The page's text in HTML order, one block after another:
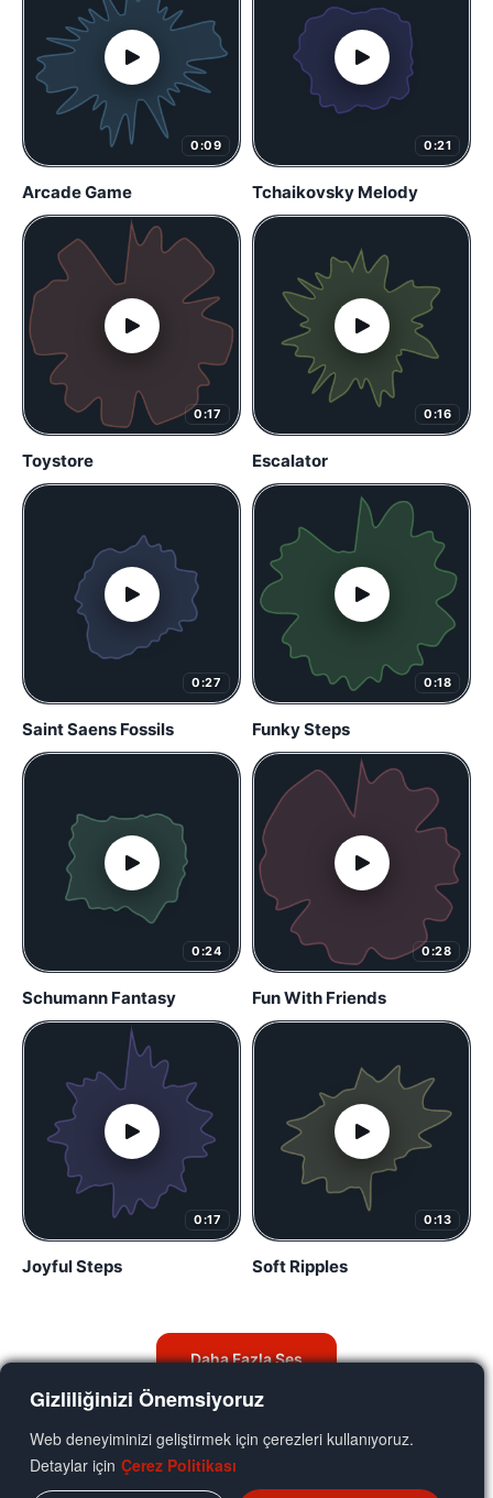
Gizliliğinizi Önemsiyoruz
Web deneyiminizi geliştirmek için çerezleri kullanıyoruz.
Detaylar için Çerez Politikası
0:09
Arcade Game
0:21
Tchaikovsky Melody
0:17
Toystore
0:16
Escalator
0:27
Saint Saens Fossils
0:18
Funky Steps
0:24
Schumann Fantasy
0:28
Fun With Friends
0:17
Joyful Steps
0:13
Soft Ripples
Daha Fazla Ses